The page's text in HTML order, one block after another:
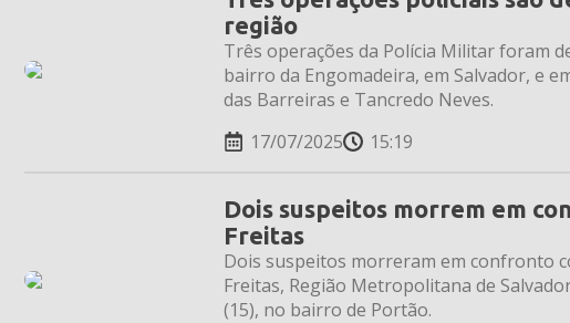
região
Três operações da Polícia Militar foram
bairro da Engomadeira, em Salvador, e
das Barreiras e Tancredo Neves.
17/07/2025
15:19
Dois suspeitos morrem em
Freitas
Dois suspeitos morreram em confronto
Freitas, Região Metropolitana de
(15), no bairro de Portão.